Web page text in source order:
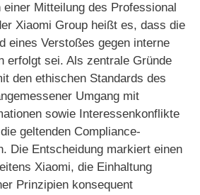
Mitteilung des Professional
Xiaomi Group heißt es, dass die
eines Verstoßes gegen interne
erfolgt sei. Als zentrale Gründe
den ethischen Standards des
Umgang mit
sowie Interessenkonflikte
geltenden Compliance-
Die Entscheidung markiert einen
Xiaomi, die Einhaltung
Prinzipien konsequent